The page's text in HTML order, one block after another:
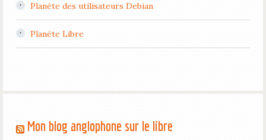
Planète des utilisateurs Debian
Planète Libre
Mon blog anglophone sur le libre